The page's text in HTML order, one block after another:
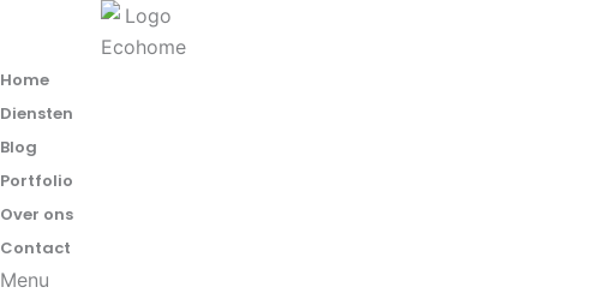
de
inhoud
Home
Diensten
Blog
Portfolio
Over ons
Contact
Menu